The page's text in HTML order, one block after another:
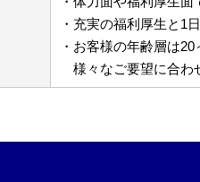
・充実の福利厚生と1
・お客様の年齢層は
様々なご要望に合わ